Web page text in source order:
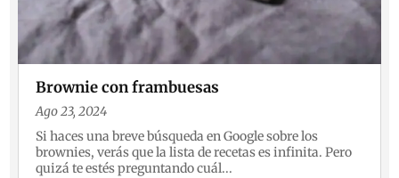
Brownie con frambuesas
Ago 23, 2024
Si haces una breve búsqueda en Google sobre los
brownies, verás que la lista de recetas es infinita. Pero
quizá te estés preguntando cuál...